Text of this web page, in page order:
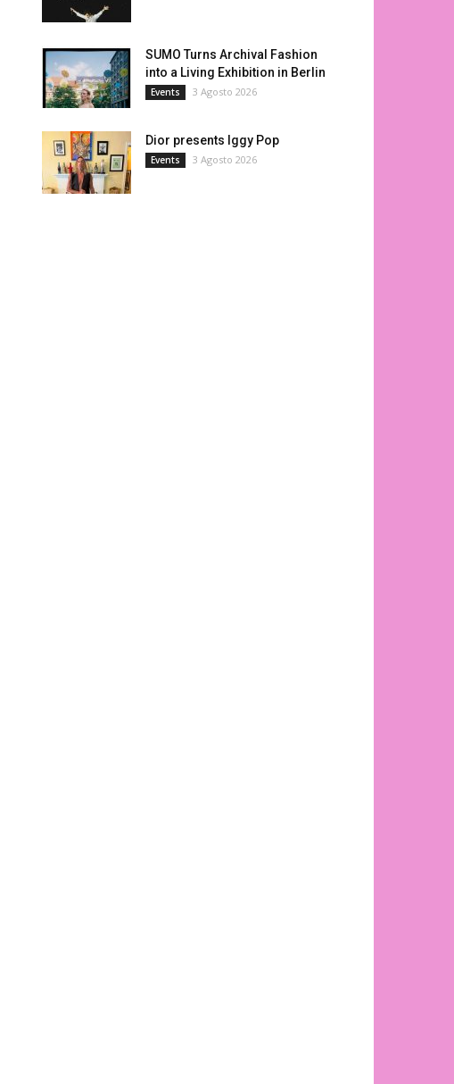
SUMO Turns Archival Fashion
into a Living Exhibition in Berlin
Events 3 Agosto 2026
Dior presents Iggy Pop
Events 3 Agosto 2026